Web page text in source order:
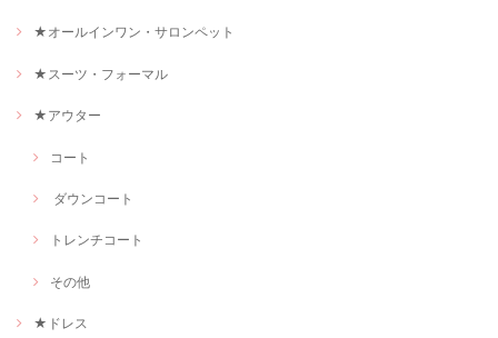
★オールインワン・サロンペット
★スーツ・フォーマル
★アウター
コート
ダウンコート
トレンチコート
その他
★ドレス